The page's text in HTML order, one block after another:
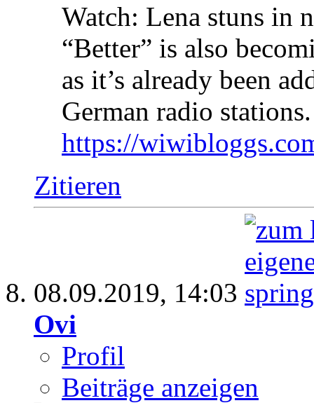
Watch: Lena stuns in
“Better” is also
as it’s already been
German radio stations.
https://
Zitieren
08.09.2019, 14:03
Ovi
Profil
Beiträge anzeigen